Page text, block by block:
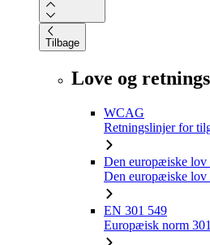
Tilbage
Love og
WCAG
Retningslinjer for
Den europæiske
Den europæiske
EN 301 549
Europæisk norm